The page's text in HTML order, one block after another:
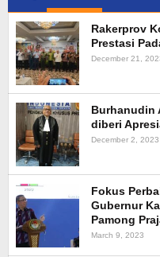
Rakerprov
Prestasi
December 21,
Burhanudin
diberi
December 2, 2023
Fokus
Gubernur
Pamong
March 9, 2023